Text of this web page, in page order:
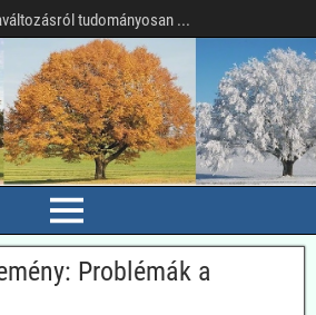
tudományosan ...
Problémák a